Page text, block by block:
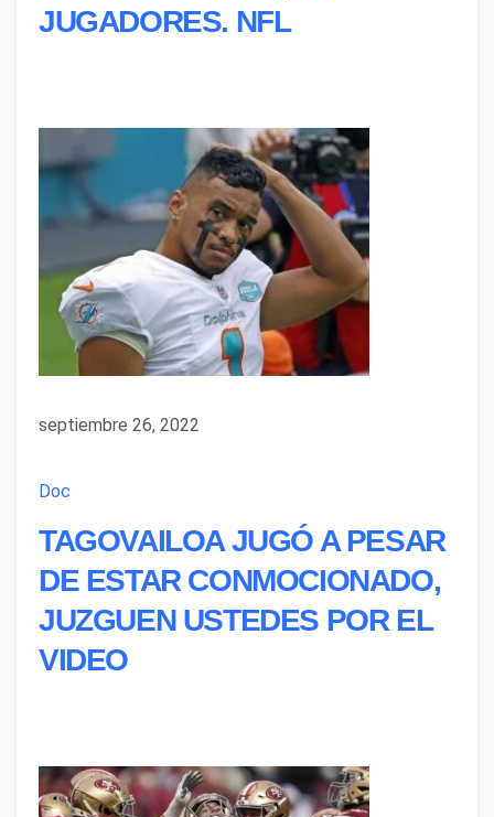
JUGADORES. NFL
septiembre 26, 2022
Doc
TAGOVAILOA JUGÓ A PESAR
DE ESTAR CONMOCIONADO,
JUZGUEN USTEDES POR EL
VIDEO